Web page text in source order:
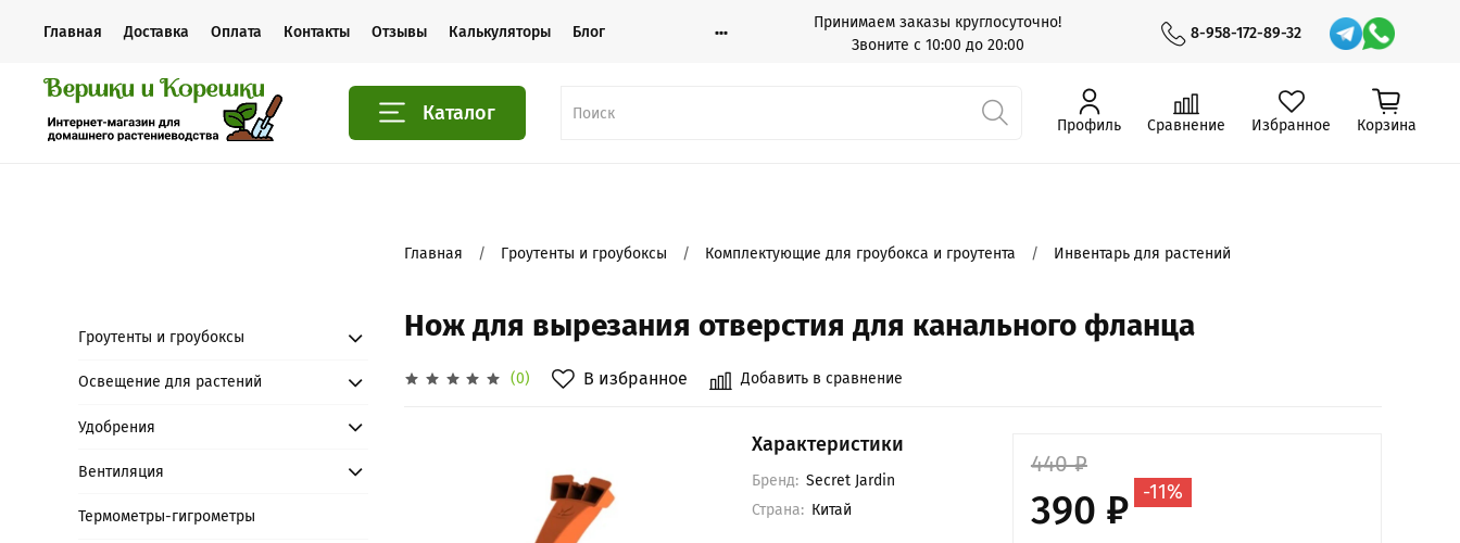
Главная Доставка Оплата Контакты Отзывы Калькуляторы Блог
Принимаем заказы круглосуточно!
Звоните с 10:00 до 20:00
8-958-172-89-32
Каталог
Профиль Сравнение Избранное Корзина
Главная Гроутенты и гроубоксы Комплектующие для гроубокса и гроутента Инвентарь для растений
Нож для вырезания отверстия для канального фланца
(0) В избранное Добавить в сравнение
Характеристики
Бренд: Secret Jardin
Страна: Китай
440 ₽
390 ₽ -11%
Гроутенты и гроубоксы
Освещение для растений
Удобрения
Вентиляция
Термометры-гигрометры